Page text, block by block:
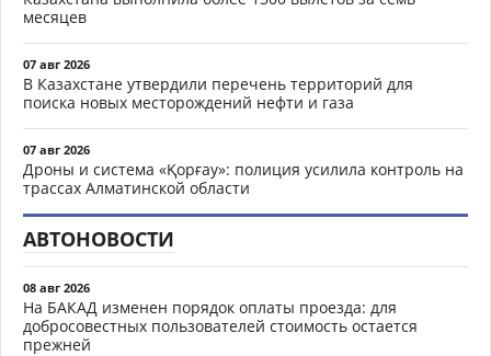
месяцев
07 авг 2026
В Казахстане утвердили перечень территорий для
поиска новых месторождений нефти и газа
07 авг 2026
Дроны и система «Қорғау»: полиция усилила контроль на
трассах Алматинской области
АВТОНОВОСТИ
08 авг 2026
На БАКАД изменен порядок оплаты проезда: для
добросовестных пользователей стоимость остается
прежней